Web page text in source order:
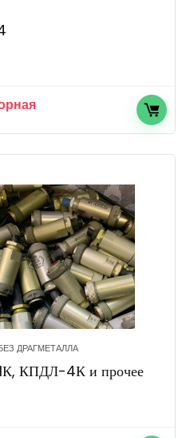
ДРАГМЕТАЛЛА
КПДЛ-4К и прочее